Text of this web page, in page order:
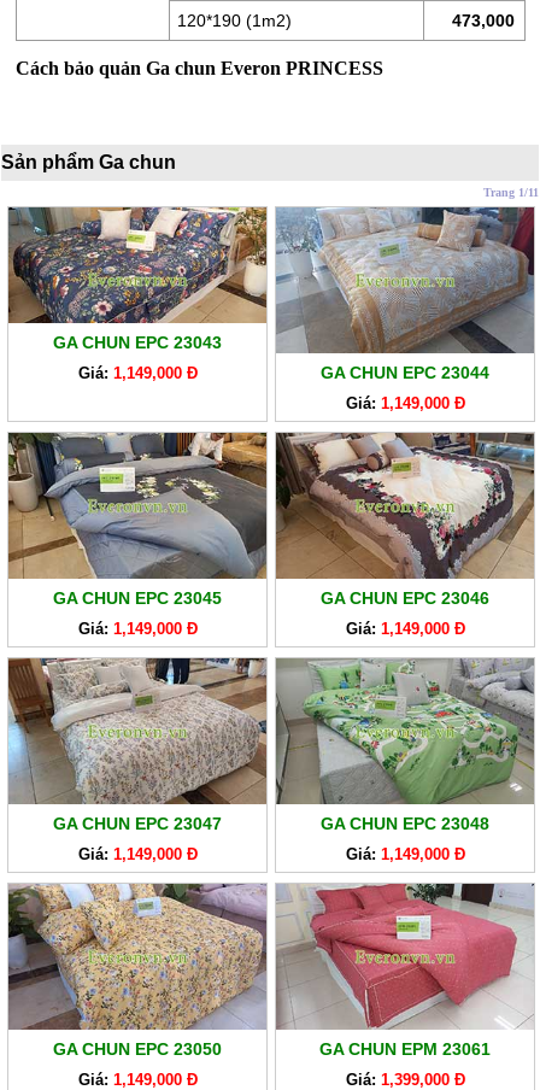
RUỘT
GỐI
BÔNG
BỘ
CAO
CẤP
ARTEMIS
SẢN
PHẨM
GIÁ
CHĂN
GA
EVERONLITE
SẢN
PHẨM
HÀNG
LẺ
SẢN
PHẨM
KHÁC
120*190 (1m2) 473,000
Cách bảo quản Ga chun Everon PRINCESS
Sản phẩm Ga chun
Trang 1/11
GA CHUN EPC 23043
Giá: 1,149,000 Đ GA CHUN EPC 23044
Giá: 1,149,000 Đ
GA CHUN EPC 23045
Giá: 1,149,000 Đ
GA CHUN EPC 23046
Giá: 1,149,000 Đ
GA CHUN EPC 23047
Giá: 1,149,000 Đ
GA CHUN EPC 23048
Giá: 1,149,000 Đ
GA CHUN EPC 23050
Giá: 1,149,000 Đ
GA CHUN EPM 23061
Giá: 1,399,000 Đ